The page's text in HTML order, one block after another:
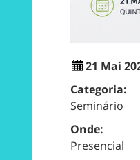
21 Mai
Categoria:
Seminário
Onde:
Presencial